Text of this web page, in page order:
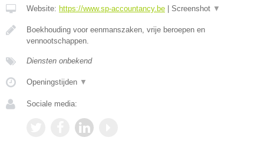
Website: https://www.sp-accountancy.be Screenshot ▼
Boekhouding voor eenmanszaken, vrije beroepen en
vennootschappen.
Diensten onbekend
Openingstijden ▼
Sociale media: